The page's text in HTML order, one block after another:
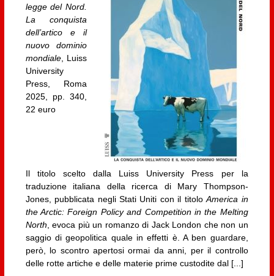
legge del Nord.
La conquista
dell’artico e il
nuovo dominio
mondiale, Luiss
University
Press, Roma
2025, pp. 340,
22 euro
Il titolo scelto dalla Luiss University Press per la
traduzione italiana della ricerca di Mary Thompson-
Jones, pubblicata negli Stati Uniti con il titoloAmerica in
the Arctic: Foreign Policy and Competition in the Melting
North , evoca più un romanzo di Jack London che non un
saggio di geopolitica quale in effetti è. A ben guardare,
però, lo scontro apertosi ormai da anni, per il controllo
delle rotte artiche e delle materie prime custodite dal [...]